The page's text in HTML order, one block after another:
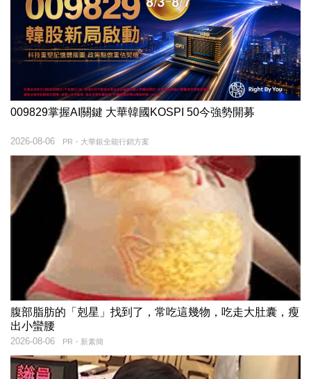
009829掌握AI關鍵 大華韓國KOSPI 50今強勢開募
PR・大華銀全能行銷方案
2026-08-06
腹部脂肪的「剋星」找到了，常吃這幾物，吃走大肚囊，瘦
出小蠻腰
PR・新素簡
2026-08-06